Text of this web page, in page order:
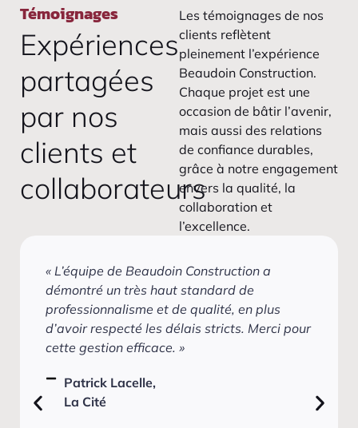
Témoignages
Expériences
partagées
par nos
clients et
collaborateurs
Les témoignages de nos
clients reflètent
pleinement l’expérience
Beaudoin Construction.
Chaque projet est une
occasion de bâtir l’avenir,
mais aussi des relations
de confiance durables,
grâce à notre engagement
envers la qualité, la
collaboration et
l’excellence.
« L’équipe de Beaudoin Construction a
démontré un très haut standard de
professionnalisme et de qualité, en plus
d’avoir respecté les délais stricts. Merci pour
cette gestion efficace. »
Patrick Lacelle,
La Cité